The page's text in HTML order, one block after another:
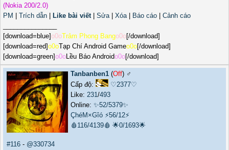
(Nokia 200/2.0)
PM
Trích dẫn Like bài viết| Sửa| Xóa| Báo cáo
Cảnh cáo
[download=blue] o0oTrảm Phong Bango0o[/download]
[download=red]o0oTạp Chí Android Gameo0o[/download]
[download=green]o0oLều Báo Androido0o[/download]
Tanbanben1 (Off) ♂️
Cấp độ:
♡2377♡
Like: 231/493
Online: ✨52/5379✨
ÇhéM×Gîó ⚡56/12⚡
🩸116/4139🩸 🌟0/1693🌟
#116 - @330734